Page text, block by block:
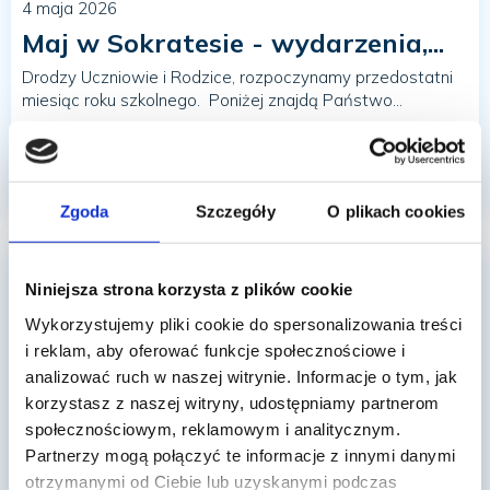
Zgoda Szczegóły O plikach cookies
Niniejsza strona korzysta z plików cookie
Wykorzystujemy pliki cookie do spersonalizowania treści
i reklam, aby oferować funkcje społecznościowe i
analizować ruch w naszej witrynie. Informacje o tym, jak
korzystasz z naszej witryny, udostępniamy partnerom
społecznościowym, reklamowym i analitycznym.
Partnerzy mogą połączyć te informacje z innymi danymi
otrzymanymi od Ciebie lub uzyskanymi podczas
4 maja 2026
Maj w Sokratesie - wydarzenia,...
Drodzy Uczniowie i Rodzice, rozpoczynamy przedostatni
miesiąc roku szkolnego. Poniżej znajdą Państwo...
Czytaj dalej